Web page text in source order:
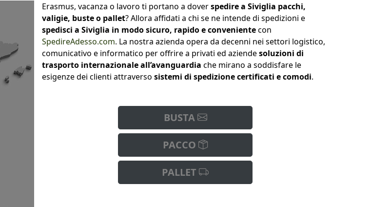
Erasmus, vacanza o lavoro ti portano a doverspedire a Siviglia pacchi,
valigie, buste o pallet? Allora affidati a chi se ne intende di spedizioni e
spedisci a Siviglia in modo sicuro, rapido e convenientecon
SpedireAdesso.com. La nostra azienda opera da decenni nei settori logistico,
comunicativo e informatico per offrire a privati ed aziendesoluzioni di
trasporto internazionale all’avanguardia che mirano a soddisfare le
esigenze dei clienti attraverso sistemi di spedizione certificati e comodi.
BUSTA
PACCO
PALLET